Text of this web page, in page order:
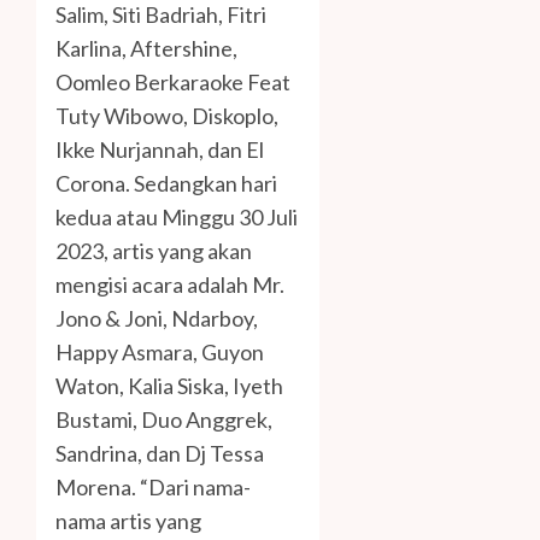
Salim, Siti Badriah, Fitri
Karlina, Aftershine,
Oomleo Berkaraoke Feat
Tuty Wibowo, Diskoplo,
Ikke Nurjannah, dan El
Corona. Sedangkan hari
kedua atau Minggu 30 Juli
2023, artis yang akan
mengisi acara adalah Mr.
Jono & Joni, Ndarboy,
Happy Asmara, Guyon
Waton, Kalia Siska, Iyeth
Bustami, Duo Anggrek,
Sandrina, dan Dj Tessa
Morena. “Dari nama-
nama artis yang